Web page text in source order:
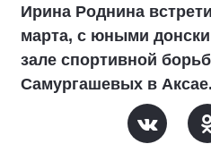
Ирина Роднина
марта, с юными
зале спортивной
Самургашевых в